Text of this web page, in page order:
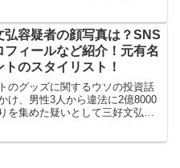
、横山博文容疑者の顔画像、
業、ネット...
弘容疑者の顔写真は？SNS
フィールなど紹介！元有名
トのスタイリスト！
のグッズに関するウソの投資話
け、男性3人から違法に2億8000
を集めた疑いとして三好文弘容